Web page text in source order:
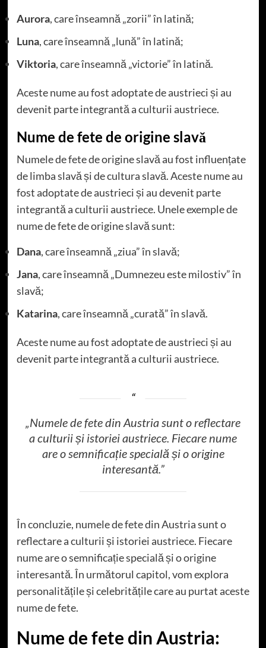
Aurora, care înseamnă „zorii” în latină;
Luna, care înseamnă „lună” în latină;
Viktoria, care înseamnă „victorie” în latină.
Aceste nume au fost adoptate de austrieci și au
devenit parte integrantă a culturii austriece.
Nume de fete de origine slavă
Numele de fete de origine slavă au fost influențate
de limba slavă și de cultura slavă. Aceste nume au
fost adoptate de austrieci și au devenit parte
integrantă a culturii austriece. Unele exemple de
nume de fete de origine slavă sunt:
Dana, care înseamnă „ziua” în slavă;
Jana, care înseamnă „Dumnezeu este milostiv” în
slavă;
Katarina, care înseamnă „curată” în slavă.
Aceste nume au fost adoptate de austrieci și au
devenit parte integrantă a culturii austriece.
„Numele de fete din Austria sunt o reflectare
a culturii și istoriei austriece. Fiecare nume
are o semnificație specială și o origine
interesantă.”
În concluzie, numele de fete din Austria sunt o
reflectare a culturii și istoriei austriece. Fiecare
nume are o semnificație specială și o origine
interesantă. În următorul capitol, vom explora
personalitățile și celebritățile care au purtat aceste
nume de fete.
Nume de fete din Austria: